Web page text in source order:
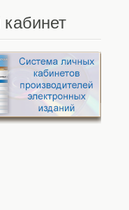
кабинет